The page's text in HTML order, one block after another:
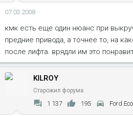
07.03.2008
кмк есть еще один нюанс при
предние привода, а точнее то, на
после лифта. врядли им это
KILROY
Старожил форума
1 137 195 Ford